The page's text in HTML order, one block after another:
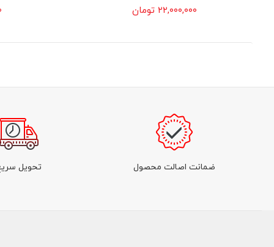
۲۲,۰۰۰,۰۰۰ تومان
ضمانت اصالت محصول تحویل